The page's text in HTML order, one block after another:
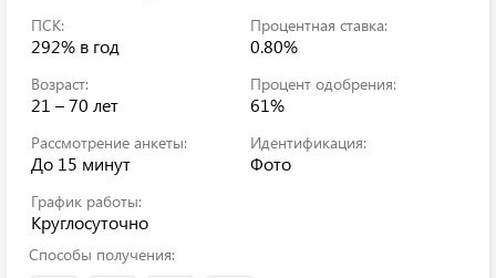
ПСК:
292% в год
Процентная ставка:
0.80%
Возраст:
21 – 70 лет
Процент одобрения:
61%
Рассмотрение анкеты:
До 15 минут
Идентификация:
Фото
График работы:
Круглосуточно
Способы получения: